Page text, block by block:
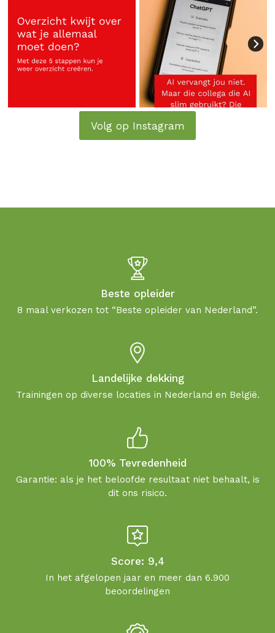
Volg op Instagram
Beste opleider
8 maal verkozen tot “Beste opleider van Nederland”.
Landelijke dekking
Trainingen op diverse locaties in Nederland en België.
100% Tevredenheid
Garantie: als je het beloofde resultaat niet behaalt, is
dit ons risico.
Score: 9,4
In het afgelopen jaar en meer dan 6.900
beoordelingen